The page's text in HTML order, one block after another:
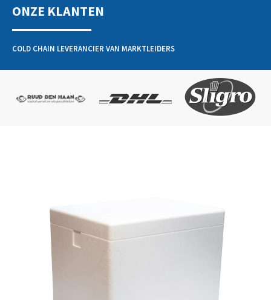
ONZE KLANTEN
COLD CHAIN LEVERANCIER VAN MARKTLEIDERS